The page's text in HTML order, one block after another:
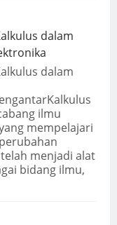
dalam
dalam
ilmu
mempelajari
menjadi alat
bidang ilmu,